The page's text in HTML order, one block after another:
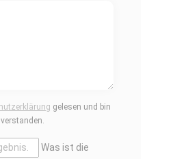
gelesen und bin
Was ist die